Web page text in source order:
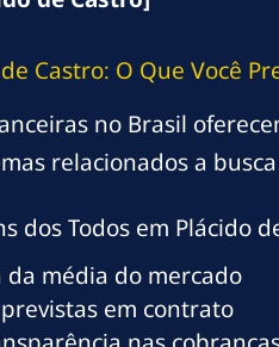
Castro: O Que Você
no Brasil
relacionados a
dos Todos em Plácido
da média do mercado
em contrato